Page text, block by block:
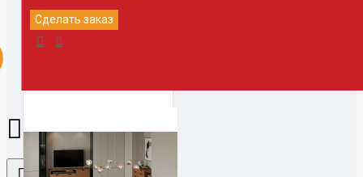
Сделать заказ